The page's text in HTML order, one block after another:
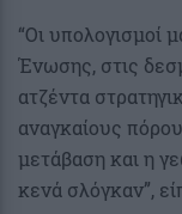
“Οι υπολογισμοί
Ένωσης, στις
ατζέντα
αναγκαίους
μετάβαση και η
κενά σλόγκαν”,